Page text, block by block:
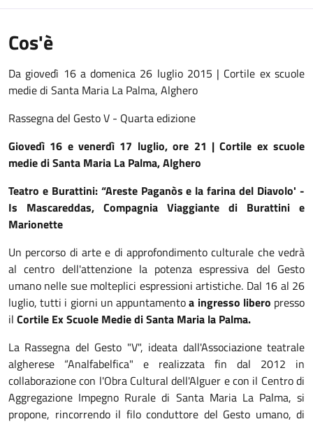
Cos'è
Da giovedì 16 a domenica 26 luglio 2015 | Cortile ex scuole
medie di Santa Maria La Palma, Alghero
Rassegna del Gesto V - Quarta edizione
Giovedì 16 e venerdì 17 luglio, ore 21 | Cortile ex scuole
medie di Santa Maria La Palma, Alghero
Teatro e Burattini: “Areste Paganòs e la farina del Diavolo' -
Is Mascareddas, Compagnia Viaggiante di Burattini e
Marionette
Un percorso di arte e di approfondimento culturale che vedrà
al centro dell'attenzione la potenza espressiva del Gesto
umano nelle sue molteplici espressioni artistiche. Dal 16 al 26
luglio, tutti i giorni un appuntamentoa ingresso libero presso
il Cortile Ex Scuole Medie di Santa Maria la Palma.
La Rassegna del Gesto "V", ideata dall'Associazione teatrale
algherese “Analfabelfica" e realizzata fin dal 2012 in
collaborazione con l'Obra Cultural dell'Alguer e con il Centro di
Aggregazione Impegno Rurale di Santa Maria La Palma, si
propone, rincorrendo il filo conduttore del Gesto umano, di